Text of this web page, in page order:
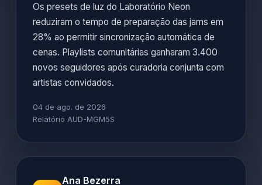
Os presets de luz do Laboratório Neon
reduziram o tempo de preparação das jams em
28% ao permitir sincronização automática de
cenas. Playlists comunitárias ganharam 3.400
novos seguidores após curadoria conjunta com
artistas convidados.
04 de ago. de 2026
Relatório AUD-MGM5S
Ana Bezerra